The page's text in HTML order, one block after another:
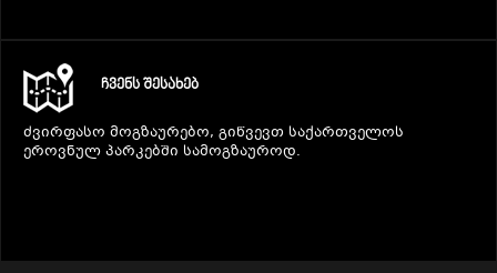
ᲩᲕᲔᲜᲡ ᲨᲔᲡᲐᲮᲔᲑ
ძვირფასო მოგზაურებო, გიწვევთ საქართველოს
ეროვნულ პარკებში სამოგზაუროდ.